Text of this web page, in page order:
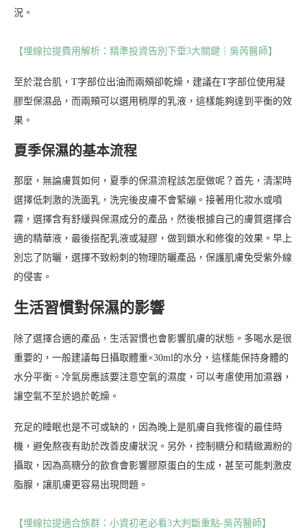
況。
【埋線拉提費用解析：精準投資告別下垂3大關鍵｜吳芮醫師】
至於混合肌，T字部位出油而兩頰卻乾燥，建議在T字部位使用凝
膠型保濕品，而兩頰可以選用稍厚的乳液，這樣能夠達到平衡的效
果。
夏季保濕的基本流程
那麼，無論膚質如何，夏季的保濕流程該怎麼做呢？首先，清潔時
選擇低刺激的洗面乳，洗完後皮膚不會緊繃。接著用化妝水或噴
霧，選擇含有舒緩與保濕成分的產品，然後根據自己的膚質選擇合
適的精華液，最後搭配乳液或凝膠，做到鎖水和修復的效果。早上
別忘了防曬，選擇不致粉刺的物理防曬產品，保護肌膚免受紫外線
的侵害。
生活習慣對保濕的影響
除了選擇合適的產品，生活習慣也會影響肌膚的狀態。多喝水是很
重要的，一般建議每日攝取體重×30ml的水分，這樣能保持身體的
水分平衡。冷氣房應該要注意空氣的濕度，可以考慮使用加濕器，
讓空氣不至於過於乾燥。
充足的睡眠也是不可或缺的，因為晚上是肌膚自我修復的最佳時
機，避免熬夜有助於改善皮膚狀況。另外，控制糖分和精緻澱粉的
攝取，因為高糖分的飲食會影響膠原蛋白的生成，甚至可能刺激皮
脂腺，讓肌膚更容易出現問題。
【埋線拉提適合族群：小資初老必看3大判斷重點-吳芮醫師】